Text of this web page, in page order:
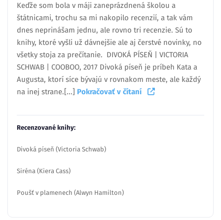
Keďže som bola v máji zaneprázdnená školou a
štátnicami, trochu sa mi nakopilo recenzií, a tak vám
dnes neprinášam jednu, ale rovno tri recenzie. Sú to
knihy, ktoré vyšli už dávnejšie ale aj čerstvé novinky, no
všetky stoja za prečítanie. DIVOKÁ PÍSEŇ | VICTORIA
SCHWAB | COOBOO, 2017 Divoká píseň je príbeh Kata a
Augusta, ktorí síce bývajú v rovnakom meste, ale každý
na inej strane.[...] Pokračovať v čítaní
Recenzované knihy:
Divoká píseň (Victoria Schwab)
Siréna (Kiera Cass)
Poušť v plamenech (Alwyn Hamilton)